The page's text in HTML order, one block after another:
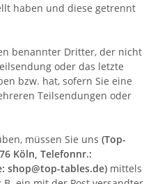
haben und diese getrennt
benannter Dritter, der nicht
oder das letzte
bzw. hat, sofern Sie eine
Teilsendungen oder
müssen Sie uns (Top-
Köln, Telefonnr.:
shop@top-tables.de) mittels